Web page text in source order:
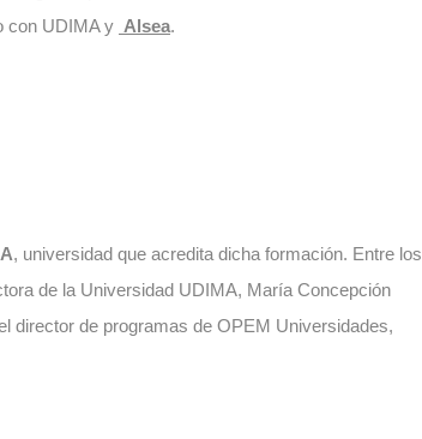
con UDIMA y Alsea.
, universidad que acredita dicha formación. Entre los
de la Universidad UDIMA, María Concepción
director de programas de OPEM Universidades,